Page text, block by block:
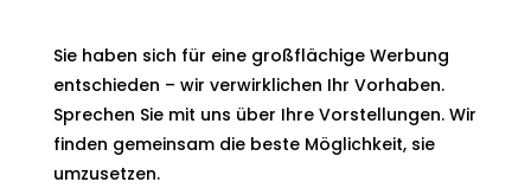
Sie haben sich für eine großflächige Werbung
entschieden – wir verwirklichen Ihr Vorhaben.
Sprechen Sie mit uns über Ihre Vorstellungen. Wir
finden gemeinsam die beste Möglichkeit, sie
umzusetzen.